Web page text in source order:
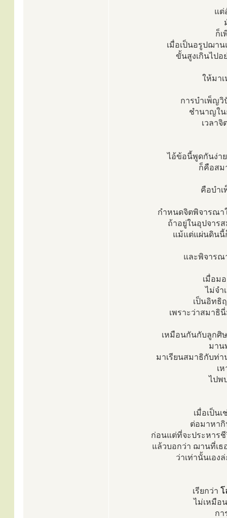
แต่
ก็เ
เมื่อเป็นอรูปฌาน
ขั้นสูงเกินไปอ
ให้มา
การบำเพ็ญ
ชำนาญใน
เวลาจิ
ไอ้ข้อนี้พูดกันง่า
ก็คือสม
คือบำ
กำหนดจิตพิจารณา
ถ้าอยู่ในอุปจาร
แม้แต่แผ่นดินนี้
และพิจารณ
เมื่อม
ไม่จำ
เป็นอิทธิ
เพราะว่าสมาธิ
เหมือนกันกับลูกศิ
มาน
มาเรียนสมาธิกับท่า
เ
ไปพ
เมื่อเป็น
ต่อมาหากิ
ก่อนแต่ที่จะประหาร
แล้วบอกว่า ฌานที่เธ
ว่าเท่านั้นเอง
เรียกว่า โ
ไม่เหมือ
กา